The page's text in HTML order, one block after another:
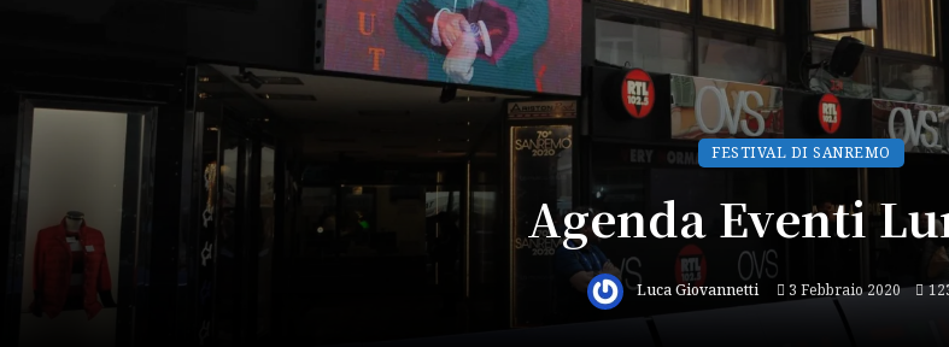
FESTIVAL DI SANREMO
Agenda Eventi
Luca Giovannetti 3 Febbraio 2020